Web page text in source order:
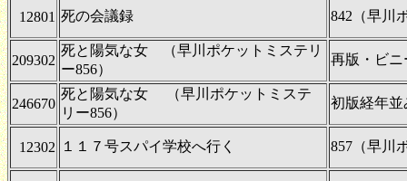
12801 死の会議録 842（早川
209302
死と陽気な女 （早川ポケットミステリ
ー856）
再版・ビ
246670
死と陽気な女 （早川ポケットミステ
リー856）
初版経年
12302 １１７号スパイ学校へ行く 857（早川